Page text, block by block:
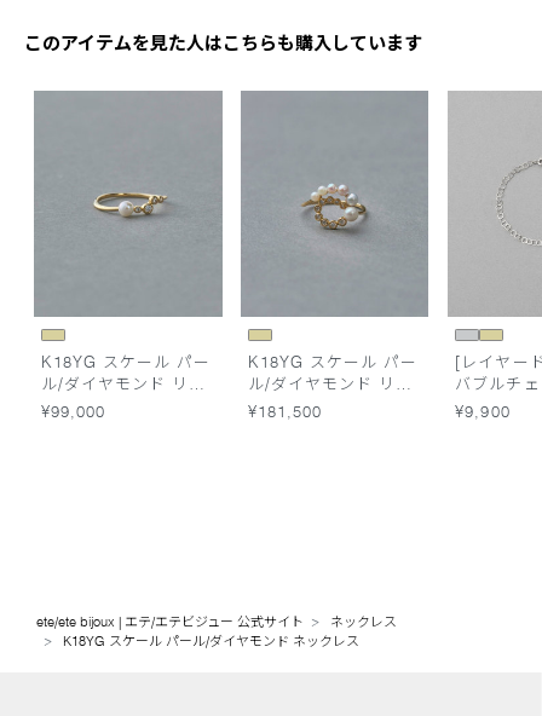
このアイテムを見た人はこちらも購入しています
K18YG スケール パー
ル/ダイヤモンド リン
グ
¥99,000
K18YG スケール パー
ル/ダイヤモンド リン
グ
¥181,500
[レイヤー
バブルチ
スレット
¥9,900
ete/ete bijoux | エテ/エテビジュー 公式サイト
ネックレス
K18YG スケール パール/ダイヤモンド ネックレス